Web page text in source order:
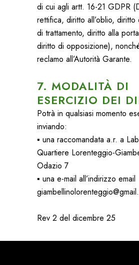
di cui agli artt. 16-21 GDPR
rettifica, diritto all’oblio, diritto
di trattamento, diritto alla
diritto di opposizione),
reclamo all’Autorità Garante.
7. MODALITÀ DI
ESERCIZIO DEI
Potrà in qualsiasi momento
inviando:
▪ una raccomandata a.r. a
Quartiere Lorenteggio-
Odazio 7
▪ una e-mail all’indirizzo email
Rev 2 del dicembre 25